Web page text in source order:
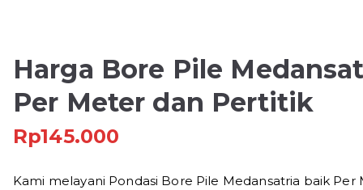
Harga Bore Pile
Per Meter dan Pertitik
Rp145.000
Kami melayani Pondasi Bore Pile Medansatria baik